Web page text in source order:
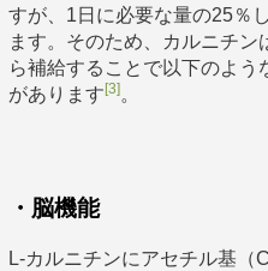
すが、1日に必要な量の25％
ます。そのため、カルニチ
ら補給することで以下のよ
があります[3]。
・脳機能
L-カルニチンにアセチル基（